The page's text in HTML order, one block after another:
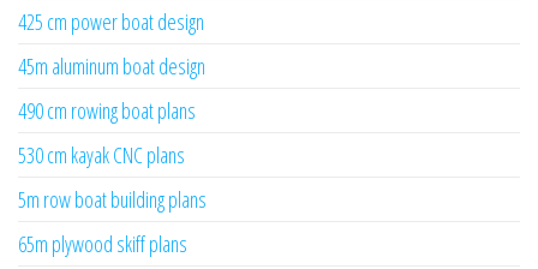
425 cm power boat design
45m aluminum boat design
490 cm rowing boat plans
530 cm kayak CNC plans
5m row boat building plans
65m plywood skiff plans